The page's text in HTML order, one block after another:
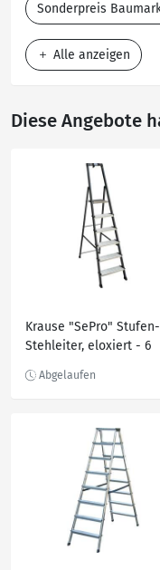
Sonderpreis
Alle anzeigen
Diese Angebote
Krause "SePro" Stufen-
Stehleiter, eloxiert - 6